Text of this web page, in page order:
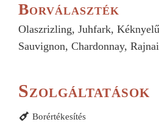
Borválaszték
Olaszrizling, Juhfark,
Sauvignon, Chardonnay,
Szolgáltatások
Borértékesítés